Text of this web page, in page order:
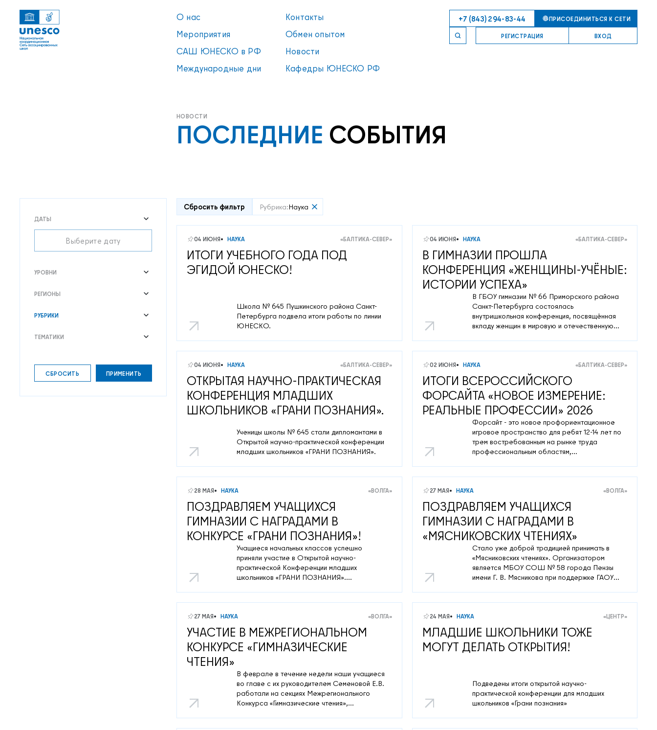
О нас
Контакты
Мероприятия
Обмен опытом
САШ ЮНЕСКО в РФ
Новости
Международные дни
Кафедры ЮНЕСКО РФ
+7 (843) 294-83-44 ПРИСОЕДИНИТЬСЯ К СЕТИ
РЕГИСТРАЦИЯ ВХОД
ПОСЛЕДНИЕ СОБЫТИЯ
ДАТЫ
УРОВНИ
РЕГИОНЫ
РУБРИКИ
ТЕМАТИКИ
СБРОСИТЬ ПРИМЕНИТЬ
Сбросить фильтр Рубрика:Наука
04 ИЮНЯ НАУКА «БАЛТИКА-СЕВЕР»
ИТОГИ УЧЕБНОГО ГОДА ПОД
ЭГИДОЙ ЮНЕСКО!
Школа № 645 Пушкинского района Санкт-
Петербурга подвела итоги работы по линии
ЮНЕСКО.
04 ИЮНЯ НАУКА «БАЛТИКА-СЕВЕР»
В ГИМНАЗИИ ПРОШЛА
КОНФЕРЕНЦИЯ «ЖЕНЩИНЫ‑УЧЁНЫЕ:
ИСТОРИИ УСПЕХА»
В ГБОУ гимназии № 66 Приморского района
Санкт‑Петербурга состоялась
внутришкольная конференция, посвящённая
вкладу женщин в мировую и отечественную
женщин‑учёных.
04 ИЮНЯ НАУКА «БАЛТИКА-СЕВЕР»
ОТКРЫТАЯ НАУЧНО-ПРАКТИЧЕСКАЯ
КОНФЕРЕНЦИЯ МЛАДШИХ
ШКОЛЬНИКОВ «ГРАНИ ПОЗНАНИЯ».
Ученицы школы № 645 стали дипломантами в
Открытой научно-практической конференции
младших школьников «ГРАНИ ПОЗНАНИЯ».
02 ИЮНЯ НАУКА «БАЛТИКА-СЕВЕР»
ИТОГИ ВСЕРОССИЙСКОГО
ФОРСАЙТА «НОВОЕ ИЗМЕРЕНИЕ:
РЕАЛЬНЫЕ ПРОФЕССИИ» 2026
Форсайт - это новое профориентационное
игровое пространство для ребят 12-14 лет по
трем востребованным на рынке труда
профессиональным областям,
28 МАЯ НАУКА «ВОЛГА»
ПОЗДРАВЛЯЕМ УЧАЩИХСЯ
ГИМНАЗИИ С НАГРАДАМИ В
КОНКУРСЕ «ГРАНИ ПОЗНАНИЯ»!
Учащиеся начальных классов успешно
приняли участие в Открытой научно-
практической Конференции младших
школьников «ГРАНИ ПОЗНАНИЯ».
Томска при поддержке международной
кафедры ЮНЕСКО Университета управления
«ТИСБИ»
27 МАЯ НАУКА «ВОЛГА»
ПОЗДРАВЛЯЕМ УЧАЩИХСЯ
ГИМНАЗИИ С НАГРАДАМИ В
«МЯСНИКОВСКИХ ЧТЕНИЯХ»
Стало уже доброй традицией принимать в
«Мясниковских чтениях». Организатором
является МБОУ СОШ № 58 города Пензы
имени Г. В. Мясникова при поддержке ГАОУ
международной кафедры ЮНЕСКО
Университета «ТИСБИ» (г. Казань).
27 МАЯ НАУКА «ВОЛГА»
УЧАСТИЕ В МЕЖРЕГИОНАЛЬНОМ
КОНКУРСЕ «ГИМНАЗИЧЕСКИЕ
ЧТЕНИЯ»
В феврале в течение недели наши учащиеся
во главе с их руководителем Семеновой Е.В.
работали на секциях Межрегионального
Конкурса «Гимназические чтения»,
24 МАЯ НАУКА «ЦЕНТР»
МЛАДШИЕ ШКОЛЬНИКИ ТОЖЕ
МОГУТ ДЕЛАТЬ ОТКРЫТИЯ!
Подведены итоги открытой научно-
практической конференции для младших
школьников «Грани познания»
УВЕДОМЛЕНИЕ